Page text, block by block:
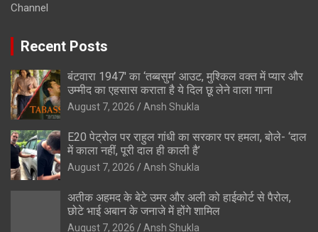
Channel
Recent Posts
बंटवारा 1947′ का ‘तब्बसुम’ आउट, मुश्किल वक्त में प्यार और
उम्मीद का एहसास कराता है ये दिल छू लेने वाला गाना
August 7, 2026 Ansh Shukla
E20 पेट्रोल पर राहुल गांधी का सरकार पर हमला, बोले- ‘दाल
में काला नहीं, पूरी दाल ही काली है’
August 7, 2026 Ansh Shukla
अतीक अहमद के बेटे उमर और अली को हाईकोर्ट से पैरोल,
छोटे भाई अबान के जनाजे में होंगे शामिल
August 7, 2026 Ansh Shukla